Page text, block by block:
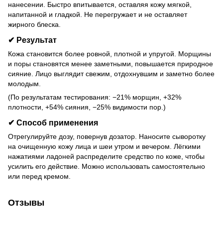
нанесении. Быстро впитывается, оставляя кожу мягкой,
напитанной и гладкой. Не перегружает и не оставляет
жирного блеска.
✔ Результат
Кожа становится более ровной, плотной и упругой. Морщины
и поры становятся менее заметными, повышается природное
сияние. Лицо выглядит свежим, отдохнувшим и заметно более
молодым.
(По результатам тестирования: −21% морщин, +32%
плотности, +54% сияния, −25% видимости пор.)
✔ Способ применения
Отрегулируйте дозу, повернув дозатор. Наносите сыворотку
на очищенную кожу лица и шеи утром и вечером. Лёгкими
нажатиями ладоней распределите средство по коже, чтобы
усилить его действие. Можно использовать самостоятельно
или перед кремом.
Отзывы